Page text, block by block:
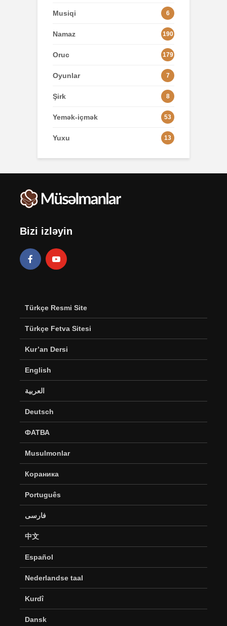
Musiqi 6
Namaz 190
Oruc 179
Oyunlar 7
Şirk 8
Yemək-içmək 53
Yuxu 13
Bizi izləyin
Türkçe Resmi Site
Türkçe Fetva Sitesi
Kur’an Dersi
English
العربية
Deutsch
ФАТВА
Musulmonlar
Кораника
Português
فارسی
中文
Español
Nederlandse taal
Kurdî
Dansk